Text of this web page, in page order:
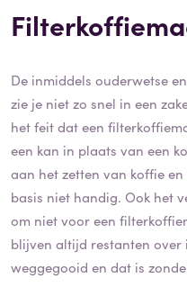
De inmiddels ouderwetse
zie je niet zo snel in een
het feit dat een
een kan in plaats van een
aan het zetten van koffie
basis niet handig. Ook het
om niet voor een
blijven altijd restanten over
weggegooid en dat is